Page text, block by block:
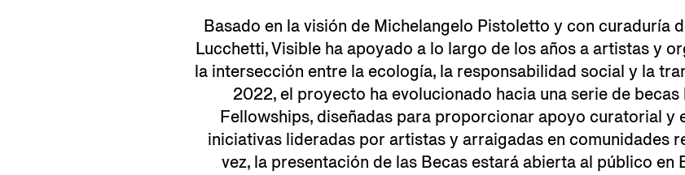
Basado en la visión de Michelangelo Pistoletto y con curaduría
Lucchetti, Visible ha apoyado a lo largo de los años a artistas y
la intersección entre la ecología, la responsabilidad social y la
2022, el proyecto ha evolucionado hacia una serie de
Fellowships, diseñadas para proporcionar apoyo curatorial y
iniciativas lideradas por artistas y arraigadas en comunidades
vez, la presentación de las Becas estará abierta al público en